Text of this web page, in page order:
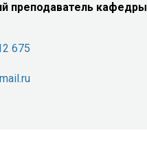
преподаватель кафедры
675